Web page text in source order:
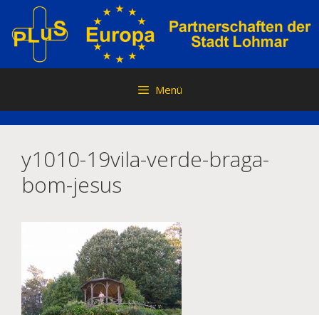
Inhalt
springen
Menü
y1010-19vila-verde-braga-
bom-jesus